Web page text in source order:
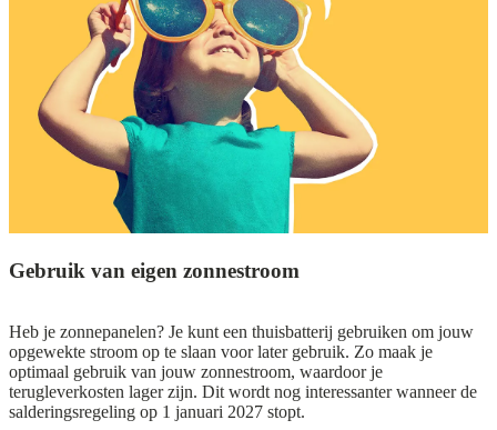
Gebruik van eigen zonnestroom
Heb je zonnepanelen? Je kunt een thuisbatterij gebruiken om jouw
opgewekte stroom op te slaan voor later gebruik. Zo maak je
optimaal gebruik van jouw zonnestroom, waardoor je
terugleverkosten lager zijn. Dit wordt nog interessanter wanneer de
salderingsregeling op 1 januari 2027 stopt.